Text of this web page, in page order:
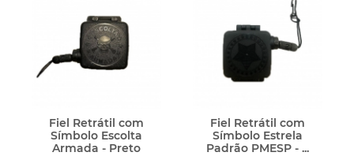
Fiel Retrátil com
Símbolo Escolta
Armada - Preto
Fiel Retrátil com
Símbolo Estrela
Padrão PMESP - ...